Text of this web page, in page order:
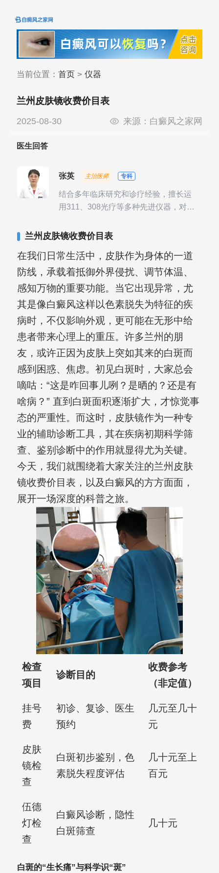
当前位置： 首页> 仪器
兰州皮肤镜收费价目表
2025-08-30 来源： 白癜风之家网
医生回答
张英 主治医师 专科
结合多年临床研究和诊疗经验，擅长运
用311、308光疗等多种先进仪器，对不
其对女性银屑病、顽固性银屑病、全身
验。
兰州皮肤镜收费价目表
在我们日常生活中，皮肤作为身体的一道
防线，承载着抵御外界侵扰、调节体温、
感知万物的重要功能。当它出现异常，尤
其是像白癜风这样以色素脱失为特征的疾
病时，不仅影响外观，更可能在无形中给
患者带来心理上的重压。许多兰州的朋
友，或许正因为皮肤上突如其来的白斑而
感到困惑、焦虑。初见白斑时，大家总会
嘀咕：“这是咋回事儿咧？是晒的？还是有
啥病？” 直到白斑面积逐渐扩大，才惊觉事
态的严重性。而这时，皮肤镜作为一种专
业的辅助诊断工具，其在疾病初期科学筛
查、鉴别诊断中的作用就显得尤为关键。
今天，我们就围绕着大家关注的兰州皮肤
镜收费价目表，以及白癜风的方方面面，
展开一场深度的科普之旅。
检查
项目
诊断目的
收费参考
（非定值）
挂号
费
初诊、复诊、医生
预约
几元至几十
元
皮肤
镜检
查
白斑初步鉴别，色
素脱失程度评估
几十元至上
百元
伍德
灯检
查
白癜风诊断，隐性
白斑筛查
几十元
白斑的“生长痛”与科学识“斑”